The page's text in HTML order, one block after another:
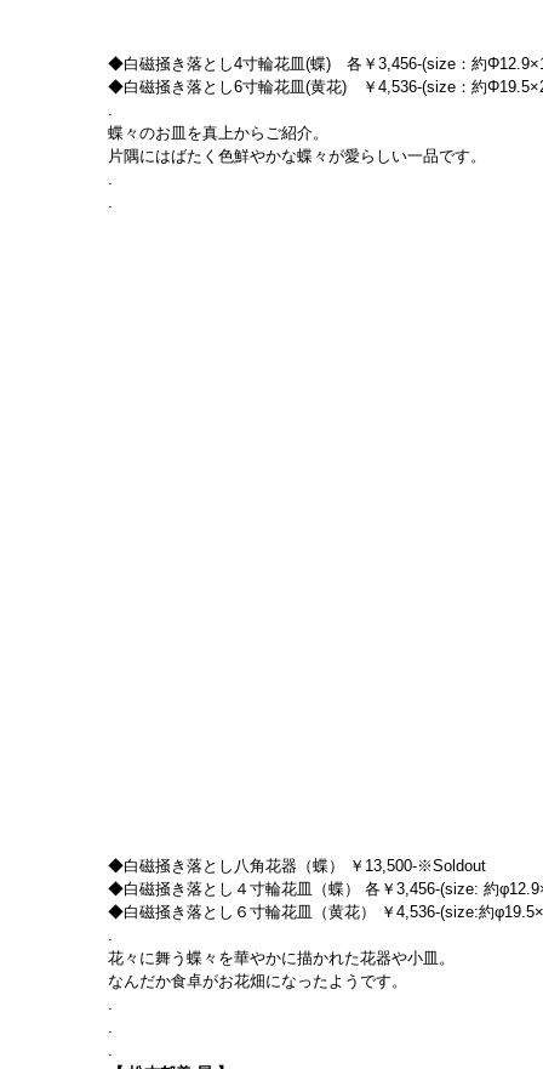
◆白磁掻き落とし4寸輪花皿(蝶)　各￥3,456-(size：約
◆白磁掻き落とし6寸輪花皿(黄花)　￥4,536-(size：約
蝶々のお皿を真上からご紹介。
片隅にはばたく色鮮やかな蝶々が愛らしい一品です。
◆白磁掻き落とし八角花器（蝶） ￥13,500-※Soldout
◆白磁掻き落とし４寸輪花皿（蝶） 各￥3,456-(size: 約
◆白磁掻き落とし６寸輪花皿（黄花） ￥4,536-(size:約
花々に舞う蝶々を華やかに描かれた花器や小皿。
なんだか食卓がお花畑になったようです。